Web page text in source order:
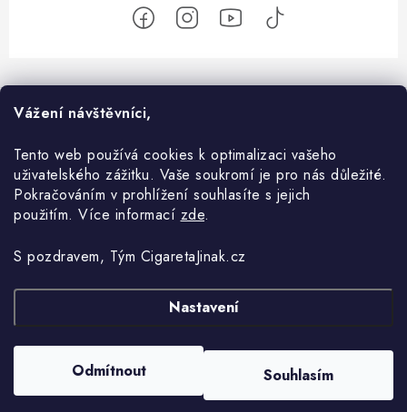
Vážení návštěvníci,
Tento web používá cookies k optimalizaci vašeho
uživatelského zážitku. Vaše soukromí je pro nás důležité.
Pokračováním v prohlížení souhlasíte s jejich
použitím. Více informací zde.
S pozdravem, Tým CigaretaJinak.cz
Nastavení
Odmítnout Souhlasím
Z
á
O nás
Kontakt
O e-shopu
Obchodní podmínky
Ochrana osobních údajů
Vše o nákupu
Komunikace
Reklamace a vracení zboží
Blog
Co je coil (žhavící hlava)?
Co je MTL a DL?
Jak vybrat liquid?
Vytvořil Shoptet
. Všechna práva vyhrazena.